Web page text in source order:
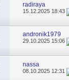
radiraya
15.12.2025 18:43
andronik1979
29.10.2025 15:06
nassa
08.10.2025 12:31